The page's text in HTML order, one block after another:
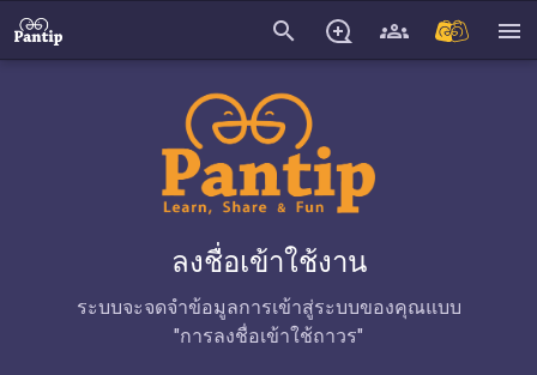
search menu
ลงชื่อเข้าใช้งาน
ระบบจะจดจำข้อมูลการเข้าสู่ระบบของคุณแบบ
"การลงชื่อเข้าใช้ถาวร"